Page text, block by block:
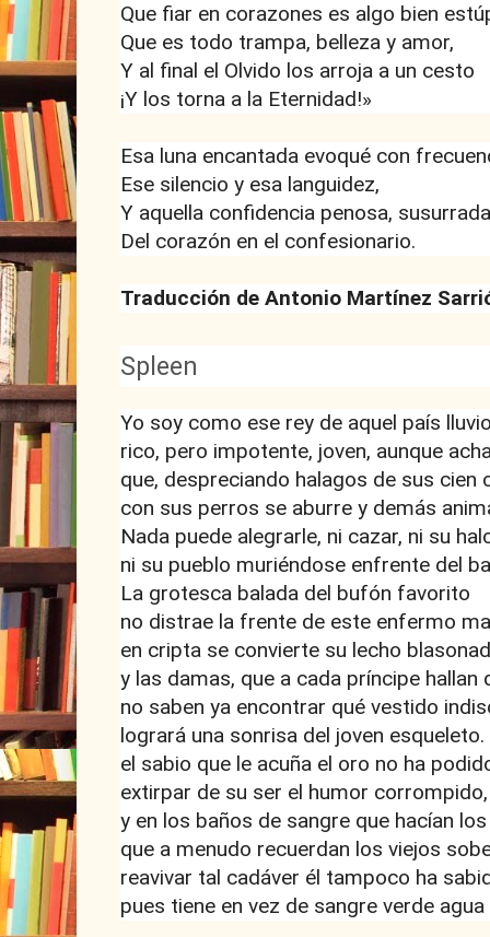
Que fiar en corazones es algo bien
Que es todo trampa, belleza y amor,
Y al final el Olvido los arroja a un cesto
¡Y los torna a la Eternidad!»
Esa luna encantada evoqué con
Ese silencio y esa languidez,
Y aquella confidencia penosa, susurrada
Del corazón en el confesionario.
Traducción de Antonio Martínez
Spleen
Yo soy como ese rey de aquel país
rico, pero impotente, joven, aunque
que, despreciando halagos de sus cien
con sus perros se aburre y demás
Nada puede alegrarle, ni cazar, ni su
ni su pueblo muriéndose enfrente del
La grotesca balada del bufón favorito
no distrae la frente de este enfermo
en cripta se convierte su lecho
y las damas, que a cada príncipe hallan
no saben ya encontrar qué vestido
logrará una sonrisa del joven esqueleto.
el sabio que le acuña el oro no ha
extirpar de su ser el humor corrompido,
y en los baños de sangre que hacían
que a menudo recuerdan los viejos
reavivar tal cadáver él tampoco ha
pues tiene en vez de sangre verde agua